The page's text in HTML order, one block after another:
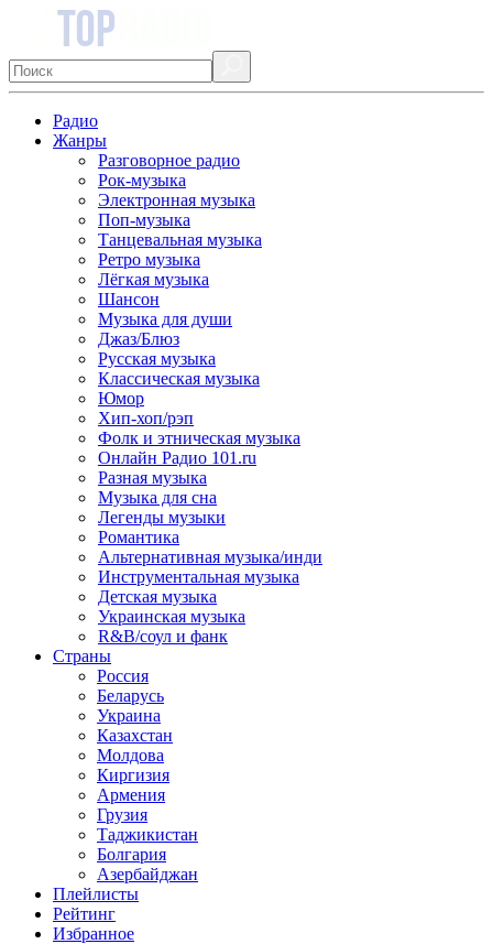
Радио
Жанры
Разговорное радио
Рок-музыка
Электронная музыка
Поп-музыка
Танцевальная музыка
Ретро музыка
Лёгкая музыка
Шансон
Музыка для души
Джаз/Блюз
Русская музыка
Классическая музыка
Юмор
Хип-хоп/рэп
Фолк и этническая музыка
Онлайн Радио 101.ru
Разная музыка
Музыка для сна
Легенды музыки
Романтика
Альтернативная музыка/инди
Инструментальная музыка
Детская музыка
Украинская музыка
R&B/cоул и фанк
Страны
Россия
Беларусь
Украина
Казахстан
Молдова
Киргизия
Армения
Грузия
Таджикистан
Болгария
Азербайджан
Плейлисты
Рейтинг
Избранное